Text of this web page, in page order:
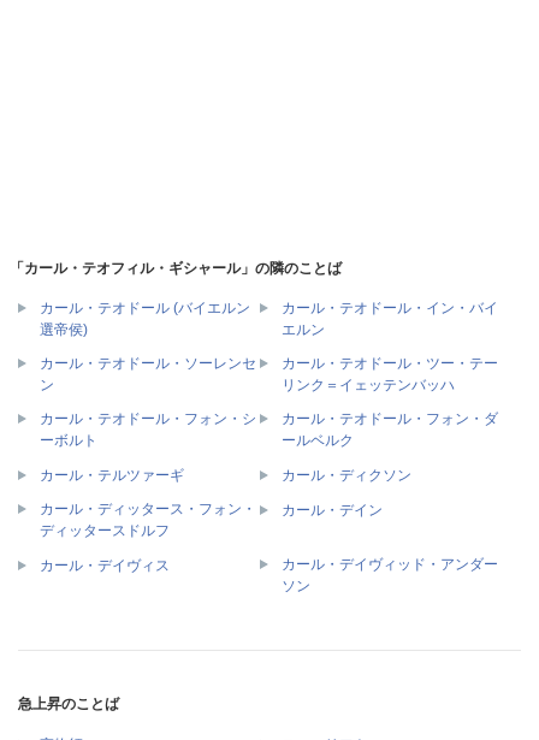
「カール・テオフィル・ギシャール」の隣のことば
カール・テオドール (バイエルン
選帝侯)
カール・テオドール・イン・バイ
エルン
カール・テオドール・ソーレンセ
ン
カール・テオドール・ツー・テー
リンク＝イェッテンバッハ
カール・テオドール・フォン・シ
ーボルト
カール・テオドール・フォン・ダ
ールベルク
カール・テルツァーギ
カール・ディクソン
カール・ディッタース・フォン・
ディッタースドルフ
カール・デイン
カール・デイヴィス
カール・デイヴィッド・アンダー
ソン
急上昇のことば